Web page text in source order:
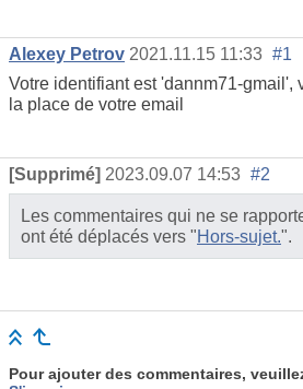
Alexey Petrov 2021.11.15 11:33 #1
Votre identifiant est 'dannm71-gmail',
la place de votre email
[Supprimé] 2023.09.07 14:53 #2
Les commentaires qui ne se
ont été déplacés vers "Hors-sujet.".
Pour ajouter des commentaires,